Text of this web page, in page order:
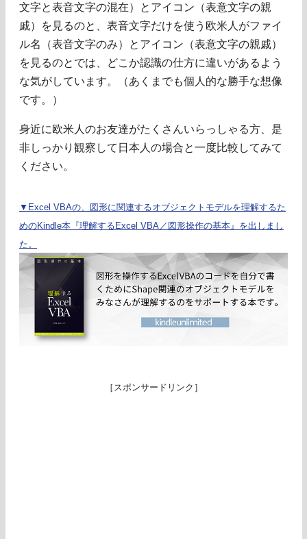
文字と表音文字の混在）とアイコン（表意文字の親
戚）を見るのと、表音文字だけを使う欧米人がファイ
ル名（表音文字のみ）とアイコン（表意文字の親戚）
を見るのとでは、どこか認識の仕方に違いがあるよう
な気がしています。（あくまでも個人的な勝手な想像
です。）
身近に欧米人のお友達がたくさんいらっしゃる方、是
非しっかり観察して日本人の場合と一度比較してみて
ください。
▼Excel VBAの、図形に関連するオブジェクトモデルを理解するた
めのKindle本『理解するExcel VBA／図形操作の基本』を出しまし
た。
［スポンサードリンク］